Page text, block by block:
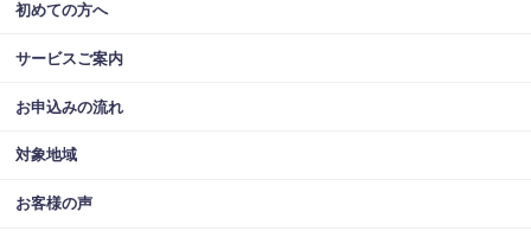
初めての方へ
サービスご案内
お申込みの流れ
対象地域
お客様の声